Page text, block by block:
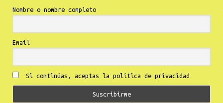
Nombre o nombre completo
Email
Si continúas, aceptas la política de privacidad